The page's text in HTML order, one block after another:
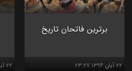
برترین فاتحان تاریخ
۲۲ آبان ۱۳۹۴ ۲۳:۲۷ ۲۲ آبان ۱۳۹۴ ۲۳:۱۹